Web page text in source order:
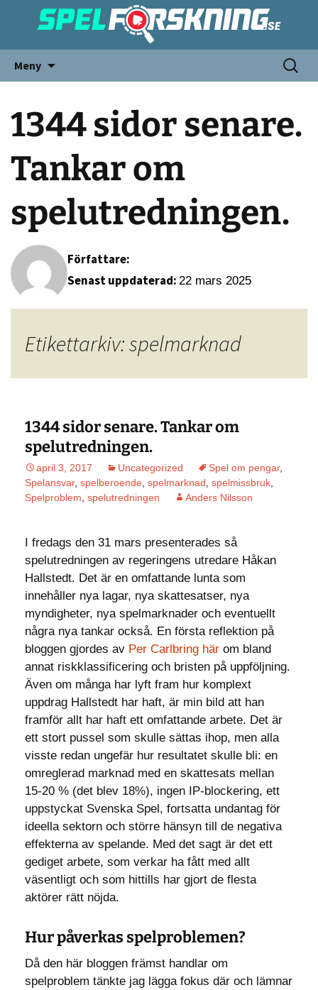
Meny
1344 sidor senare.
Tankar om
spelutredningen.
Författare:
Senast uppdaterad: 22 mars 2025
Etikettarkiv: spelmarknad
1344 sidor senare. Tankar om
spelutredningen.
april 3, 2017 Uncategorized Spel om pengar,
Spelansvar, spelberoende spelmarknad spelmissbruk
Spelproblem spelutredningen Anders Nilsson
I fredags den 31 mars presenterades så
spelutredningen av regeringens utredare Håkan
Hallstedt. Det är en omfattande lunta som
innehåller nya lagar, nya skattesatser, nya
myndigheter, nya spelmarknader och eventuellt
några nya tankar också. En första reflektion på
bloggen gjordes av Per Carlbring här om bland
annat riskklassificering och bristen på uppföljning.
Även om många har lyft fram hur komplext
uppdrag Hallstedt har haft, är min bild att han
framför allt har haft ett omfattande arbete. Det är
ett stort pussel som skulle sättas ihop, men alla
visste redan ungefär hur resultatet skulle bli: en
omreglerad marknad med en skattesats mellan
15-20 % (det blev 18%), ingen IP-blockering, ett
uppstyckat Svenska Spel, fortsatta undantag för
ideella sektorn och större hänsyn till de negativa
effekterna av spelande. Med det sagt är det ett
gediget arbete, som verkar ha fått med allt
väsentligt och som hittills har gjort de flesta
aktörer rätt nöjda.
Hur påverkas spelproblemen?
Då den här bloggen främst handlar om
spelproblem tänkte jag lägga fokus där och lämnar